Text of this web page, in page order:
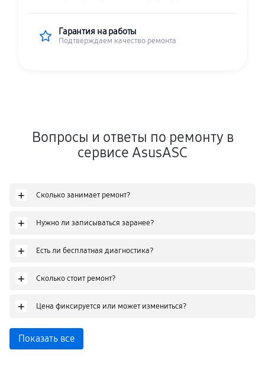
Гарантия на работы
Подтверждаем качество ремонта
Вопросы и ответы по ремонту в
сервисе AsusASC
+ Сколько занимает ремонт?
+ Нужно ли записываться заранее?
+ Есть ли бесплатная диагностика?
+ Сколько стоит ремонт?
+ Цена фиксируется или может измениться?
Показать все